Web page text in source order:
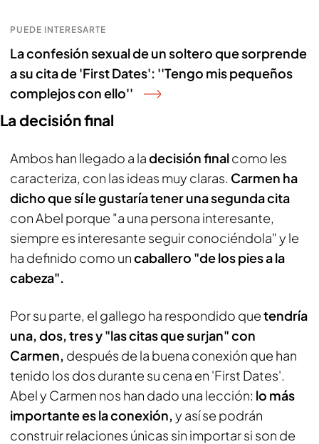
PUEDE INTERESARTE
La confesión sexual de un soltero que sorprende
a su cita de 'First Dates': ''Tengo mis pequeños
complejos con ello''
La decisión final
Ambos han llegado a ladecisión finalcomo les
caracteriza, con las ideas muy claras. Carmen ha
dicho que sí le gustaría tener una segunda cita
con Abel porque "a una persona interesante,
siempre es interesante seguir conociéndola" y le
ha definido como uncaballero "de los pies a la
cabeza".
Por su parte, el gallego ha respondido quetendría
una, dos, tres y "las citas que surjan" con
Carmen, después de la buena conexión que han
tenido los dos durante su cena en 'First Dates'.
Abel y Carmen nos han dado una lección: lo más
importante es la conexión,y así se podrán
construir relaciones únicas sin importar si son de